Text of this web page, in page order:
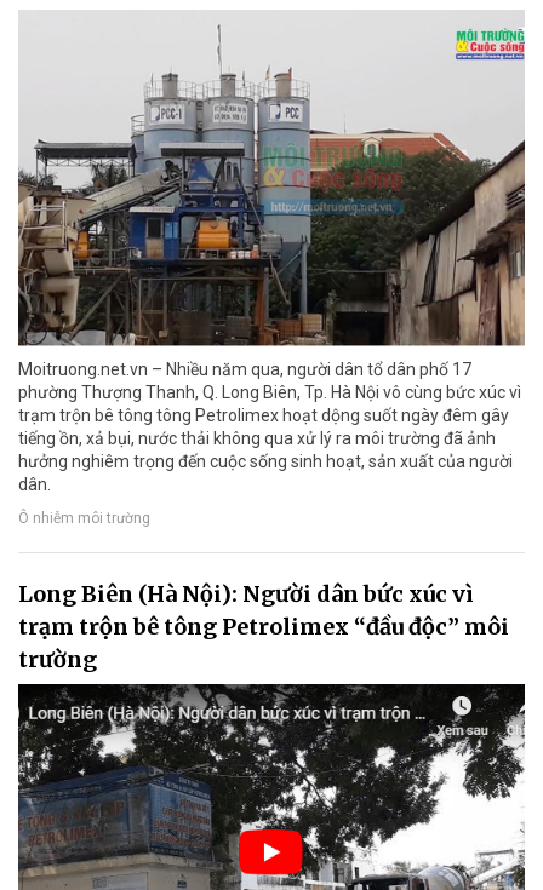
Moitruong.net.vn – Nhiều năm qua, người dân tổ dân phố 17
phường Thượng Thanh, Q. Long Biên, Tp. Hà Nội vô cùng bức xúc vì
trạm trộn bê tông tông Petrolimex hoạt dộng suốt ngày đêm gây
tiếng ồn, xả bụi, nước thải không qua xử lý ra môi trường đã ảnh
hưởng nghiêm trọng đến cuộc sống sinh hoạt, sản xuất của người
dân.
Ô nhiễm môi trường
Long Biên (Hà Nội): Người dân bức xúc vì
trạm trộn bê tông Petrolimex “đầu độc” môi
trường